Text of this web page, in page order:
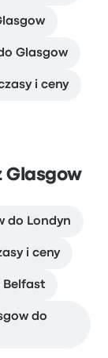
Glasgow
i ceny
Glasgow
do Londyn
i ceny
Belfast
do